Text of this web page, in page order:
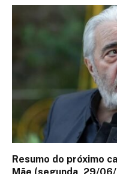
Resumo do próximo